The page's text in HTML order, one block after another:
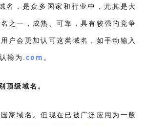
名，是众多国家和行业中，尤其是大
之一，成熟、可靠，具有较强的竞争
户会更加认可这类域名，如手动输入
输为 .com 。
级域名。
家域名。但现在已被广泛应用为一般